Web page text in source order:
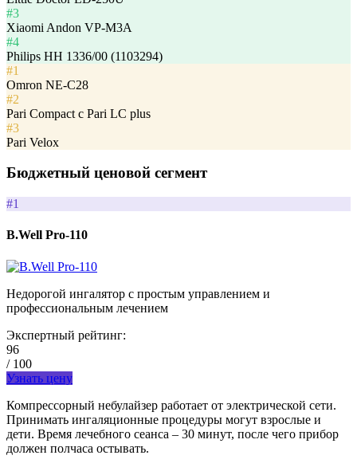
#3
Xiaomi Andon VP-M3A
#4
Philips HH 1336/00 (1103294)
#1
Omron NE-C28
#2
Pari Compact c Pari LC plus
#3
Pari Velox
Бюджетный ценовой сегмент
#1
B.Well Pro-110
Недорогой ингалятор с простым управлением и
профессиональным лечением
Экспертный рейтинг:
96
/ 100
Узнать цену
Компрессорный небулайзер работает от электрической сети.
Принимать ингаляционные процедуры могут взрослые и
дети. Время лечебного сеанса – 30 минут, после чего прибор
должен полчаса остывать.